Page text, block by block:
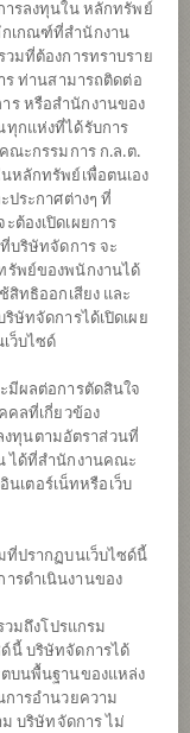
*ตามสกุลเงินของกองทุน
รลงทุนใน หลักทรัพย์
เกณฑ์ที่สำนักงาน
มที่ต้องการทราบราย
ร ท่านสามารถติดต่อ
ร หรือสำนักงานของ
กแห่งที่ได้รับการ
ณะกรรมการ ก.ล.ต.
ลักทรัพย์เพื่อตนเอง
ระกาศต่างๆ ที่
องเปิดเผยการ
บริษัทจัดการ จะ
รัพย์ของพนักงานได้
ทธิออกเสียง และ
ษัทจัดการได้เปิดเผย
ว็บไซด์
ผลต่อการตัดสินใจ
คลที่เกี่ยวข้อง
งทุนตามอัตราส่วนที่
ได้ที่สำนักงานคณะ
นเตอร์เน็ทหรือเว็บ
ที่ปรากฏบนเว็บไซด์นี้
รดำเนินงานของ
วมถึงโปรแกรม
นี้ บริษัทจัดการได้
บนพื้นฐานของแหล่ง
ารอำนวยความ
บริษัทจัดการ ไม่